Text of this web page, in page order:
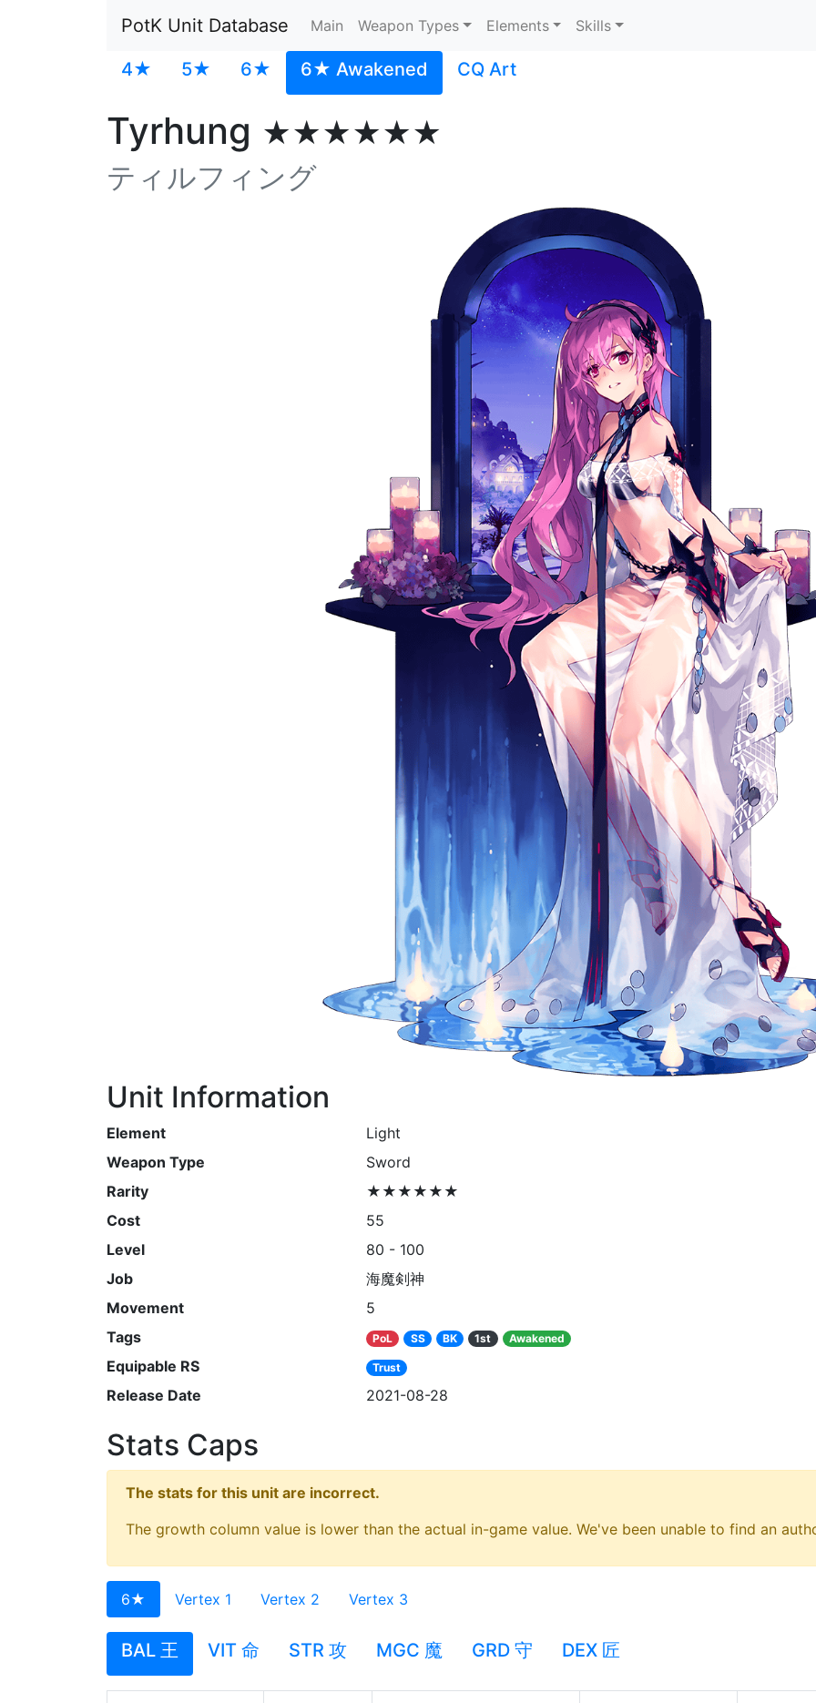
PotK Unit Database Main Weapon Types Elements Skills
4★ 5★ 6★ 6★ Awakened CQ Art
Tyrhung ★★★★★★
ティルフィング
Unit Information
Element
Light
Weapon Type
Sword
Rarity
★★★★★★
Cost
55
Level
80 - 100
Job
海魔剣神
Movement
5
Tags
PoL SS BK 1st Awakened
Equipable RS Trust
Release Date 2021-08-28
Stats Caps
The stats for this unit are incorrect.
The growth column value is lower than the actual in-game value. We've been unable to find an
6★ Vertex 1 Vertex 2 Vertex 3
BAL 王 VIT 命 STR 攻 MGC 魔 GRD 守 DEX 匠